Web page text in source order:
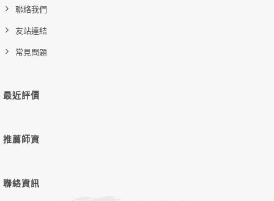
聯絡我們
友站連結
常見問題
最近評價
推薦師資
聯絡資訊